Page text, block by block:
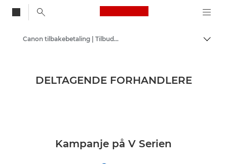
Canon Logo, back
Canon tilbakebetaling | Tilbud | Tilbud
DELTAGENDE FORHANDLERE
Kampanje på V Serien